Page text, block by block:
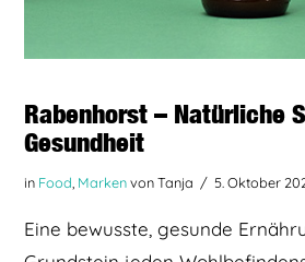
Rabenhorst – Natürliche
Gesundheit
in Food Markenvon Tanja 5. Oktober
Eine bewusste, gesunde